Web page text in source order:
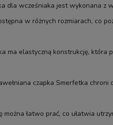
dla wcześniaka jest wykonana z
w różnych rozmiarach, co
ma elastyczną konstrukcję,
czapka Smerfetka
można łatwo prać, co ułatwia